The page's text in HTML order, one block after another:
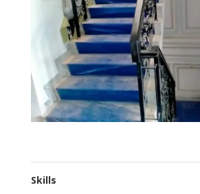
Skills